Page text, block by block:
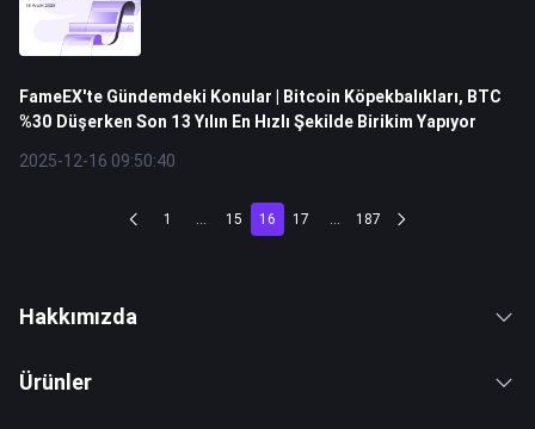
FameEX'te Gündemdeki Konular | Bitcoin Köpekbalıkları, BTC
%30 Düşerken Son 13 Yılın En Hızlı Şekilde Birikim Yapıyor
2025-12-16 09:50:40
1 ... 15 16 17 ... 187
Hakkımızda
Ürünler